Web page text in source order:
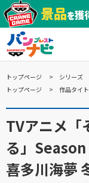
トップページ シリーズ
トップページ
作品タイ
TVアニメ「
る」
喜多川海夢